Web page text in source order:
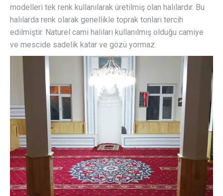
modelleri tek renk kullanılarak üretilmiş olan halılardır. Bu
halılarda renk olarak genellikle toprak tonları tercih
edilmiştir. Naturel cami halıları kullanılmış olduğu camiye
ve mescide sadelik katar ve gözü yormaz.